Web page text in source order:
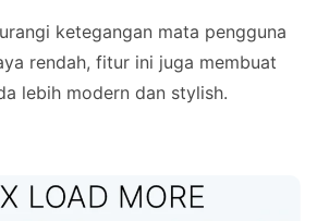
ketegangan mata pengguna
rendah, fitur ini juga membuat
lebih modern dan stylish.